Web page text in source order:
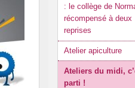
la SEGPA
les 2 ULIS
Listes
Présentation
: le collège de
récompensé à deux
reprises
Atelier apiculture
Ateliers du midi,
parti !